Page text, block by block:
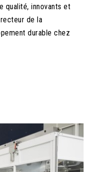
qualité, innovants et
de la
durable chez